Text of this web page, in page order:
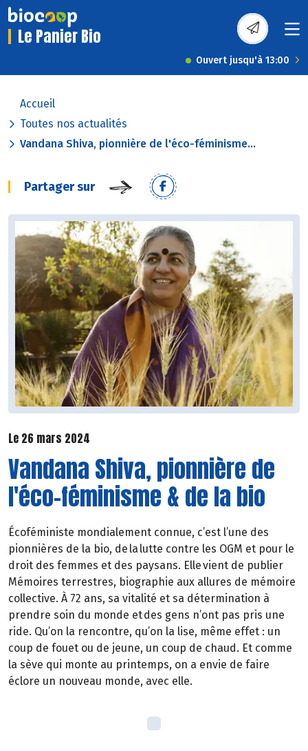
Le Panier Bio
Ouvert jusqu'à 13:00
Accueil
Toutes nos actualités
Vandana Shiva, pionnière de l'éco-féminisme...
Partager sur
Le 26 mars 2024
Vandana Shiva, pionnière de
l'éco-féminisme & de la bio
Écoféministe mondialement connue, c’est l’une des
pionnières de la bio, de la lutte contre les OGM et pour le
droit des femmes et des paysans. Elle vient de publier
Mémoires terrestres, biographie aux allures de mémoire
collective. À 72 ans, sa vitalité et sa détermination à
prendre soin du monde et des gens n’ont pas pris une
ride. Qu’on la rencontre, qu’on la lise, même effet : un
coup de fouet ou de jeune, un coup de chaud. Et comme
la sève qui monte au printemps, on a envie de faire
éclore un nouveau monde, avec elle.